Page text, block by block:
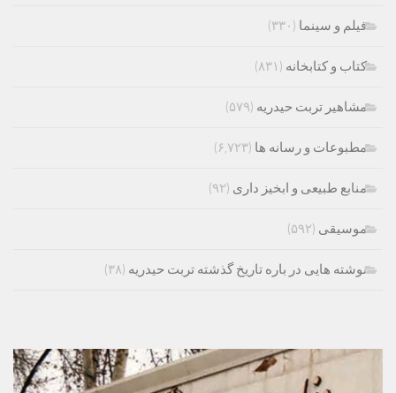
فیلم و سینما (۳۳۰)
کتاب و کتابخانه (۸۳۱)
مشاهیر تربت حیدریه (۵۷۹)
مطبوعات و رسانه ها (۶,۷۲۳)
منابع طبیعی و ابخیز داری (۹۲)
موسیقی (۵۹۲)
نوشته هایی در باره تاریخ گذشته تربت حیدریه (۳۸)